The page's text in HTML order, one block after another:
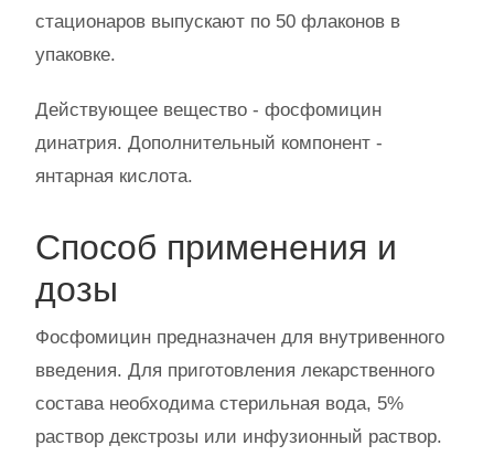
стационаров выпускают по 50 флаконов в
упаковке.
Действующее вещество - фосфомицин
динатрия. Дополнительный компонент -
янтарная кислота.
Способ применения и
дозы
Фосфомицин предназначен для внутривенного
введения. Для приготовления лекарственного
состава необходима стерильная вода, 5%
раствор декстрозы или инфузионный раствор.